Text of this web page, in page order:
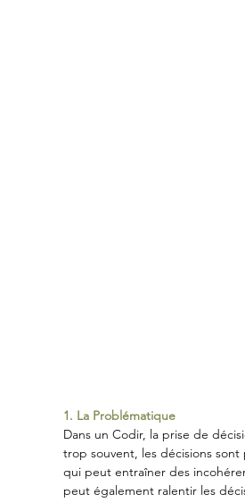
1. La Problématique
Dans un Codir, la prise de
trop souvent, les décisions
qui peut entraîner des
peut également ralentir les